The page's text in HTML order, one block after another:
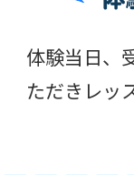
体験当日、
ただきレッ